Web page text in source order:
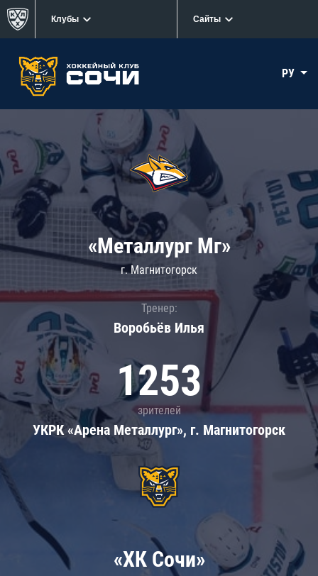
Клубы Сайты
РУ
«Металлург Мг»
г. Магнитогорск
Тренер:
Воробьёв Илья
1253
зрителей
УКРК «Арена Металлург», г. Магнитогорск
«ХК Сочи»